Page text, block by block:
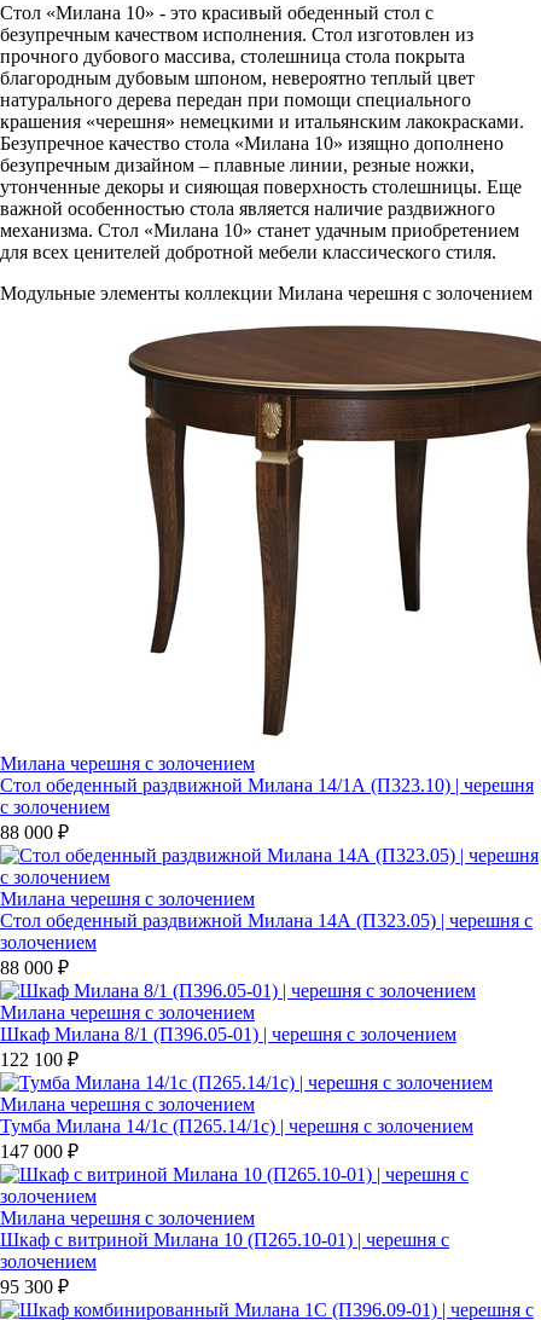
Стол «Милана 10» - это красивый обеденный стол с
безупречным качеством исполнения. Стол изготовлен из
прочного дубового массива, столешница стола покрыта
благородным дубовым шпоном, невероятно теплый цвет
натурального дерева передан при помощи специального
крашения «черешня» немецкими и итальянским лакокрасками.
Безупречное качество стола «Милана 10» изящно дополнено
безупречным дизайном – плавные линии, резные ножки,
утонченные декоры и сияющая поверхность столешницы. Еще
важной особенностью стола является наличие раздвижного
механизма. Стол «Милана 10» станет удачным приобретением
для всех ценителей добротной мебели классического стиля.
Модульные элементы коллекции Милана черешня с золочением
Милана черешня с золочением
Стол обеденный раздвижной Милана 14/1А (П323.10) | черешня
с золочением
88 000 ₽
Милана черешня с золочением
Стол обеденный раздвижной Милана 14А (П323.05) | черешня с
золочением
88 000 ₽
Милана черешня с золочением
Шкаф Милана 8/1 (П396.05-01) | черешня с золочением
122 100 ₽
Милана черешня с золочением
Тумба Милана 14/1c (П265.14/1с) | черешня с золочением
147 000 ₽
Милана черешня с золочением
Шкаф с витриной Милана 10 (П265.10-01) | черешня с
золочением
95 300 ₽